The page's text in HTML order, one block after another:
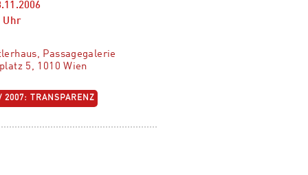
Uhr
Passagegalerie
5, 1010 Wien
2007: TRANSPARENZ